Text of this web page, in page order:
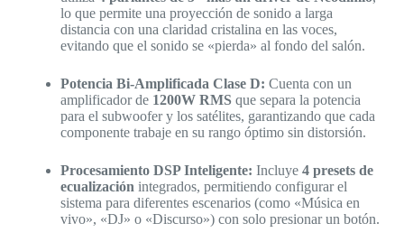
lo que permite una proyección de sonido a larga
distancia con una claridad cristalina en las voces,
evitando que el sonido se «pierda» al fondo del salón.
Potencia Bi-Amplificada Clase D: Cuenta con un
amplificador de 1200W RMSque separa la potencia
para el subwoofer y los satélites, garantizando que cada
componente trabaje en su rango óptimo sin distorsión.
Procesamiento DSP Inteligente: Incluye 4 presets de
ecualización integrados, permitiendo configurar el
sistema para diferentes escenarios (como «Música en
vivo», «DJ» o «Discurso») con solo presionar un botón.